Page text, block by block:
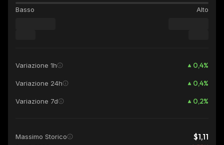
Basso Alto
Variazione 1h 0,4%
Variazione 24h 0,4%
Variazione 7d 0,2%
Massimo Storico $1,11